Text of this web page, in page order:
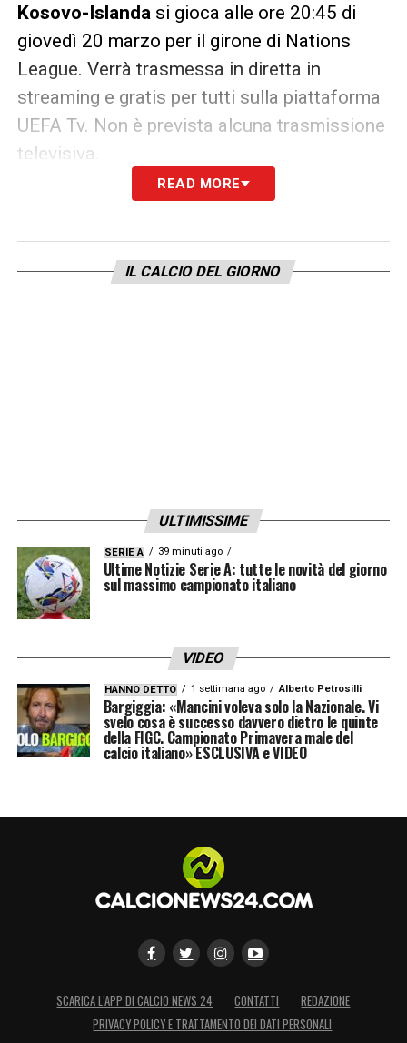
Kosovo-Islanda si gioca alle ore 20:45 di
giovedì 20 marzo per il girone di Nations
League. Verrà trasmessa in diretta in
streaming e gratis per tutti sulla piattaforma
UEFA Tv. Non è prevista alcuna trasmissione
televisiva.
READ MORE
IL CALCIO DEL GIORNO
ULTIMISSIME
SERIE A 39 minuti ago
Ultime Notizie Serie A: tutte le novità del giorno
sul massimo campionato italiano
VIDEO
HANNO DETTO 1 settimana ago Alberto Petrosilli
Bargiggia: «Mancini voleva solo la Nazionale. Vi
svelo cosa è successo davvero dietro le quinte
della FIGC. Campionato Primavera male del
calcio italiano» ESCLUSIVA e VIDEO
SCARICA L’APP DI CALCIO NEWS 24 CONTATTI
REDAZIONE
PRIVACY POLICY E TRATTAMENTO DEI DATI PERSONALI